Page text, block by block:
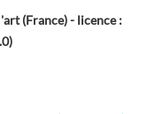
(France) - licence :